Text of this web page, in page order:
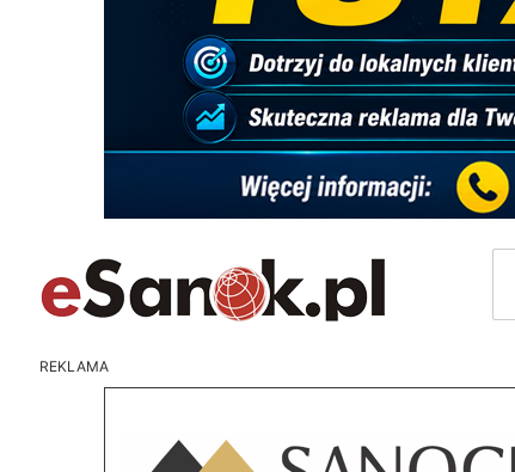
REKLAMA